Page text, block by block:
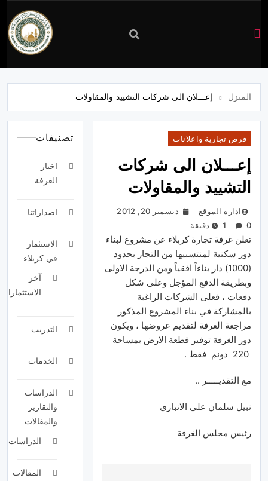
غرفة
كربلاء
المنزل إعـــلان الى شركات التشييد والمقاولات
فرص تجارية واعلانات
إعـــلان الى شركات
التشييد والمقاولات
ادارة الموقع
ديسمبر 20, 2012
0
1 دقيقة
تعلن غرفة تجارة كربلاء عن مشروع لبناء
دور سكنية لمنتسبيها من التجار بحدود
(1000) دار
بناءاً افقياًومن الدرجة الاولى
وبطريقة الدفع المؤجل وعلى شكل
دفعات ، فعلى الشركات الراغبة
بالمشاركة في بناء المشروع المذكور
مراجعة الغرفة لتقديم عروضها ، ويكون
دور الغرفة توفير قطعة الارض بمساحة
دونم فقط .
مع التقديـــــر ..
نبيل سلمان علي الانباري
رئيس مجلس الغرفة
تصنيفات
اخبار
الغرفة
اصداراتنا
الاستثمار
في كربلاء
آخر
الاستثمارات
التدريب
الخدمات
الدراسات
والتقارير
والمقالات
الدراسات
المقالات